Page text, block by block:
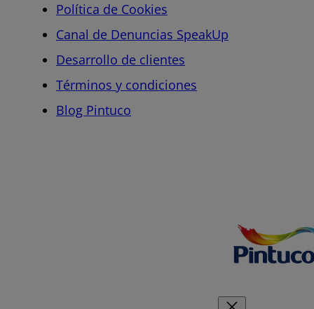
Política de Cookies
Canal de Denuncias SpeakUp
Desarrollo de clientes
Términos y condiciones
Blog Pintuco